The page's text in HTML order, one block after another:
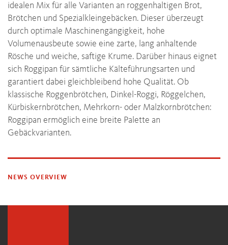
idealen Mix für alle Varianten an roggenhaltigen Brot,
Brötchen und Spezialkleingebäcken. Dieser überzeugt
durch optimale Maschinengängigkeit, hohe
Volumenausbeute sowie eine zarte, lang anhaltende
Rösche und weiche, saftige Krume. Darüber hinaus eignet
sich Roggipan für sämtliche Kälteführungsarten und
garantiert dabei gleichbleibend hohe Qualität. Ob
klassische Roggenbrötchen, Dinkel-Roggi, Röggelchen,
Kürbiskernbrötchen, Mehrkorn- oder Malzkornbrötchen:
Roggipan ermöglich eine breite Palette an
Gebäckvarianten.
NEWS OVERVIEW